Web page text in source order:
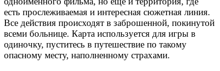
есть прослеживаемая и интересная сюжетная линия.
Все действия происходят в заброшенной, покинутой
всеми больнице. Карта используется для игры в
одиночку, пуститесь в путешествие по такому
опасному месту, наполненному страхами.